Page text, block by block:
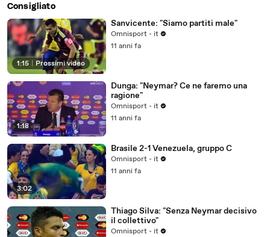
Consigliato
1:15 Prossimi video
Sanvicente: "Siamo partiti male"
Omnisport - it
11 anni fa
1:18
Dunga: "Neymar? Ce ne faremo una
ragione"
Omnisport - it
11 anni fa
3:02
Brasile 2-1 Venezuela, gruppo C
Omnisport - it
11 anni fa
Thiago Silva: "Senza Neymar decisivo
il collettivo"
Omnisport - it